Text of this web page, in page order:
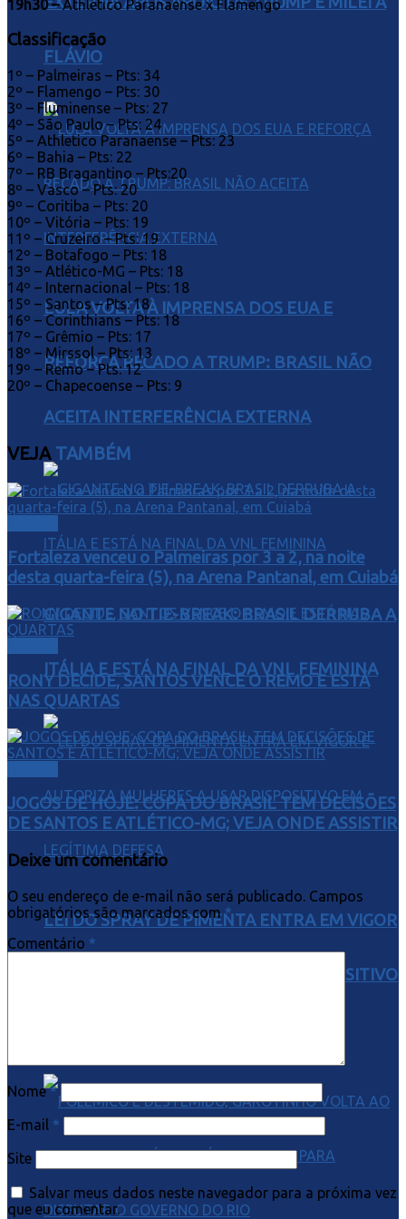
FLÁVIO
LULA VOLTA À IMPRENSA DOS EUA E
REFORÇA RECADO A TRUMP: BRASIL NÃO
ACEITA INTERFERÊNCIA EXTERNA
GIGANTE NO TIE-BREAK: BRASIL DERRUBA A
ITÁLIA E ESTÁ NA FINAL DA VNL FEMININA
LEI DO SPRAY DE PIMENTA ENTRA EM VIGOR
E AUTORIZA MULHERES A USAR DISPOSITIVO
19h30 –Athletico Paranaense x Flamengo
Classificação
1º – Palmeiras – Pts: 34
2º – Flamengo – Pts: 30
3º – Fluminense – Pts: 27
4º – São Paulo – Pts: 24
5º – Athletico Paranaense – Pts: 23
6º – Bahia – Pts: 22
7º – RB Bragantino – Pts:20
8º – Vasco – Pts: 20
9º – Coritiba – Pts: 20
10º – Vitória – Pts: 19
11º – Cruzeiro – Pts: 19
12º – Botafogo – Pts: 18
13º – Atlético-MG – Pts: 18
14º – Internacional – Pts: 18
15º – Santos – Pts: 18
16º – Corinthians – Pts: 18
17º – Grêmio – Pts: 17
18º – Mirssol – Pts: 13
19º – Remo – Pts: 12
20º – Chapecoense – Pts: 9
VEJATAMBÉM
Fortaleza venceu o Palmeiras por 3 a 2, na noite
desta quarta-feira (5), na Arena Pantanal, em Cuiabá
RONY DECIDE, SANTOS VENCE O REMO E ESTÁ
NAS QUARTAS
JOGOS DE HOJE: COPA DO BRASIL TEM DECISÕES
DE SANTOS E ATLÉTICO-MG; VEJA ONDE ASSISTIR
Deixe um comentário
O seu endereço de e-mail não será publicado. Campos
obrigatórios são marcados com*
Comentário *
Nome*
E-mail *
Site
Salvar meus dados neste navegador para a próxima vez
que eu comentar.